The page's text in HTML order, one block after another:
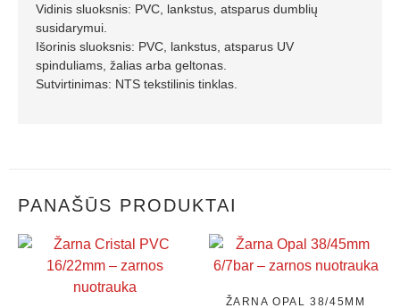
Vidinis sluoksnis: PVC, lankstus, atsparus dumblių
susidarymui.
Išorinis sluoksnis: PVC, lankstus, atsparus UV
spinduliams, žalias arba geltonas.
Sutvirtinimas: NTS tekstilinis tinklas.
PANAŠŪS PRODUKTAI
ŽARNA OPAL 38/45MM